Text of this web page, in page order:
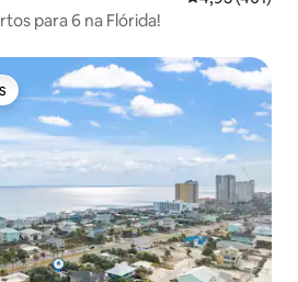
para 6 na Flórida!